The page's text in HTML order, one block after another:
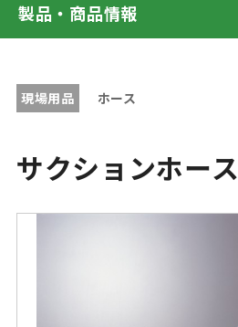
製品・商品情報
現場用品 ホース
サクションホース